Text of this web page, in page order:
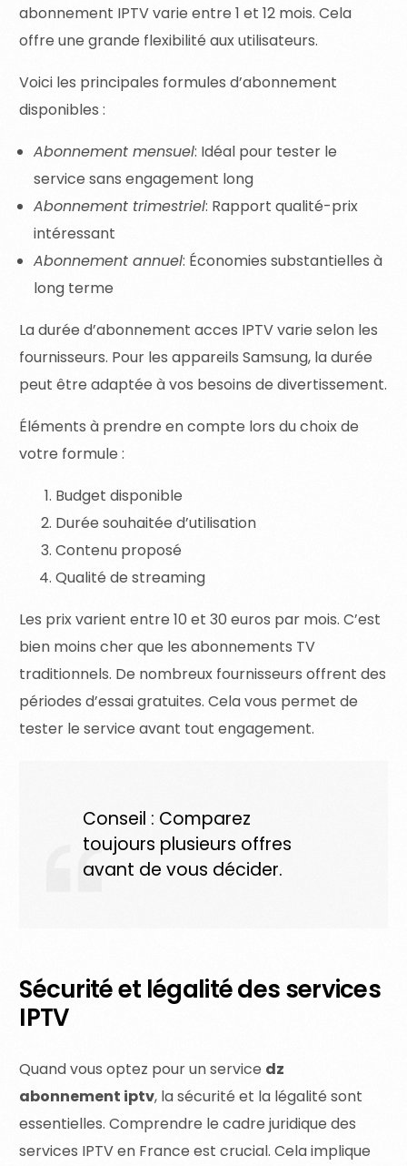
abonnement IPTV varie entre 1 et 12 mois. Cela
offre une grande flexibilité aux utilisateurs.
Voici les principales formules d’abonnement
disponibles :
Abonnement mensuel: Idéal pour tester le
service sans engagement long
Abonnement trimestriel: Rapport qualité-prix
intéressant
Abonnement annuel: Économies substantielles à
long terme
La durée d’abonnement acces IPTV varie selon les
fournisseurs. Pour les appareils Samsung, la durée
peut être adaptée à vos besoins de divertissement.
Éléments à prendre en compte lors du choix de
votre formule :
Budget disponible
Durée souhaitée d’utilisation
Contenu proposé
Qualité de streaming
Les prix varient entre 10 et 30 euros par mois. C’est
bien moins cher que les abonnements TV
traditionnels. De nombreux fournisseurs offrent des
périodes d’essai gratuites. Cela vous permet de
tester le service avant tout engagement.
Conseil : Comparez
toujours plusieurs offres
avant de vous décider.
Sécurité et légalité des services
IPTV
Quand vous optez pour un service dz
abonnement iptv, la sécurité et la légalité sont
essentielles. Comprendre le cadre juridique des
services IPTV en France est crucial. Cela implique